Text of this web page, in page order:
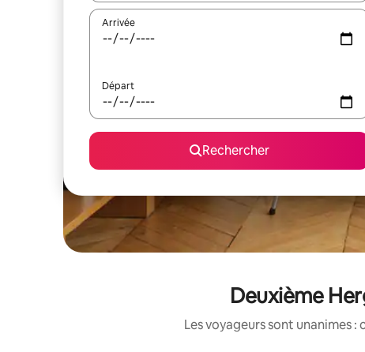
Arrivée
Départ
Rechercher
Deuxième
Les voyageurs sont unanimes